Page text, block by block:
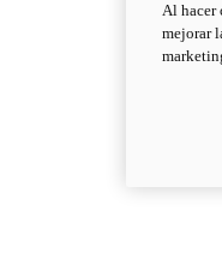
Al hacer
mejorar